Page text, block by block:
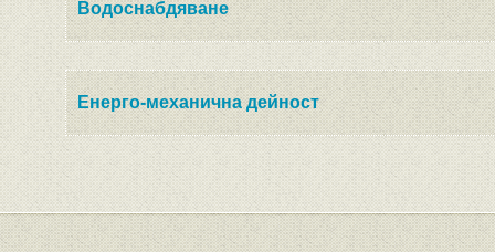
Водоснабдяване
Енерго-механична дейност